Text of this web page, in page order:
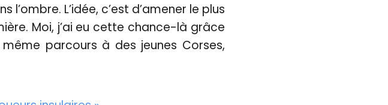
L’idée, c’est d’amener le plus
Moi, j’ai eu cette chance-là grâce
parcours à des jeunes Corses,